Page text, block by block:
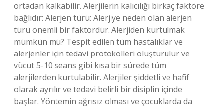
ortadan kalkabilir. Alerjilerin kalıcılığı birkaç faktöre
bağlıdır: Alerjen türü: Alerjiye neden olan alerjen
türü önemli bir faktördür. Alerjiden kurtulmak
mümkün mü? Tespit edilen tüm hastalıklar ve
alerjenler için tedavi protokolleri oluşturulur ve
vücut 5-10 seans gibi kısa bir sürede tüm
alerjilerden kurtulabilir. Alerjiler şiddetli ve hafif
olarak ayrılır ve tedavi belirli bir disiplin içinde
başlar. Yöntemin ağrısız olması ve çocuklarda da